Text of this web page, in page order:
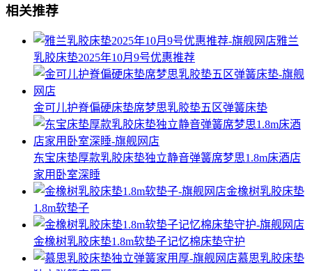
相关推荐
雅兰
乳胶床垫2025年10月9号优惠推荐
金可儿护脊偏硬床垫席梦思乳胶垫五区弹簧床垫
东宝床垫厚款乳胶床垫独立静音弹簧席梦思1.8m床酒店
家用卧室深睡
金橡树乳胶床垫
1.8m软垫子
金橡树乳胶床垫1.8m软垫子记忆棉床垫守护
慕思乳胶床垫